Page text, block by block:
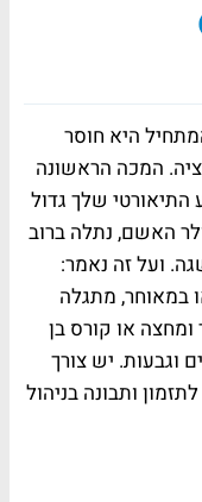
היא חוסר
המכה הראשונה
התיאורטי שלך גדול
האשם, נתלה ברוב
ועל זה נאמר:
במאוחר, מתגלה
או קורס בן
וגבעות. יש צורך
ותבונה בניהול